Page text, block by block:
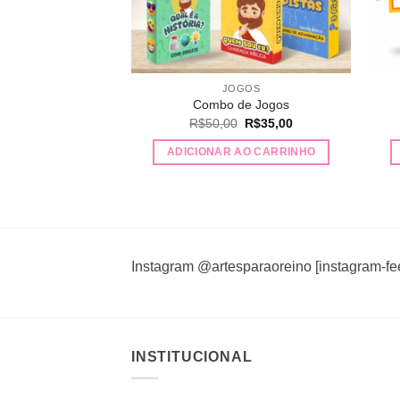
JOGOS
Combo de Jogos
R$50,00 O
preço
original
era:
R$35,00O
atual
é:
ADICIONAR AO CARRINHO
Instagram @artesparaoreino [instagram-
INSTITUCIONAL